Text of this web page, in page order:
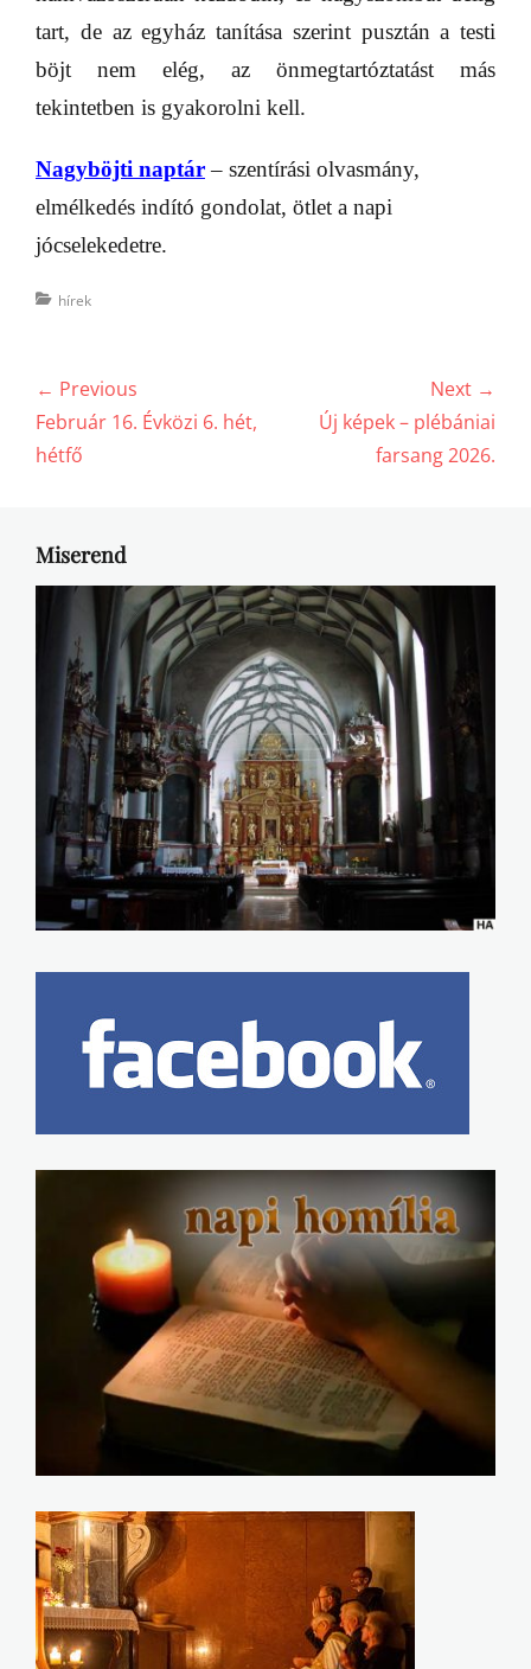
tart, de az egyház tanítása szerint pusztán a testi
böjt nem elég, az önmegtartóztatást más
tekintetben is gyakorolni kell.
Nagyböjti naptár– szentírási olvasmány,
elmélkedés indító gondolat, ötlet a napi
jócselekedetre.
Categories
hírek
Bejegyzés
navigáció
← Previous
Previous
post:
Február 16. Évközi 6. hét,
hétfő
Next →
Új képek – plébániai
farsang 2026.
Miserend